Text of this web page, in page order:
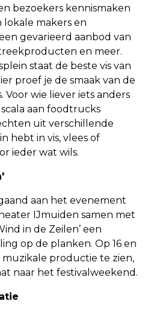
bezoekers kennismaken
makers en
gevarieerd aanbod van
en meer.
staat de beste vis van
proef je de smaak van de
Voor wie liever iets anders
aan foodtrucks
uit verschillende
hebt in vis, vlees of
ieder wat wils.
aan het evenement
IJmuiden samen met
in de Zeilen’ een
op de planken. Op 16 en
muzikale productie te zien,
naar het festivalweekend.